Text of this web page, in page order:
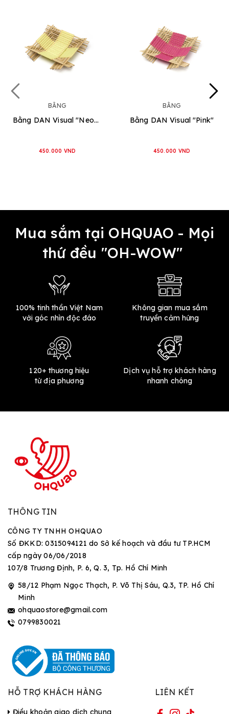
BẰNG
Bằng DAN Visual "Neon lime"
450.000 VND
BẰNG
Bằng DAN Visual "Pink"
450.000 VND
Mua sắm tại OHQUAO - Mọi
thứ đều "OH-WOW"
100% tinh thần Việt Nam
với góc nhìn độc đáo
Không gian mua sắm
truyền cảm hứng
120+ thương hiệu
từ địa phương
Dịch vụ hỗ trợ khách hàng
nhanh chóng
THÔNG TIN
CÔNG TY TNHH OHQUAO
Số ĐKKD: 0315094121 do Sở kế hoạch và đầu tư TP.HCM
cấp ngày 06/06/2018
107/8 Trương Định, P. 6, Q. 3, Tp. Hồ Chí Minh
58/12 Phạm Ngọc Thạch, P. Võ Thị Sáu, Q.3, TP. Hồ Chí
Minh
ohquaostore@gmail.com
0799830021
HỖ TRỢ KHÁCH HÀNG
Điều khoản giao dịch chung
LIÊN KẾT